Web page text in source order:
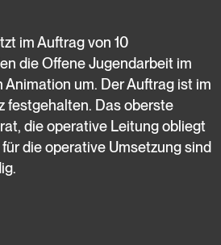
im Auftrag von 10
die Offene Jugendarbeit im
um. Der Auftrag ist im
festgehalten. Das oberste
die operative Leitung obliegt
die operative Umsetzung sind